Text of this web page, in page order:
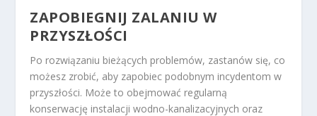
ZAPOBIEGNIJ ZALANIU W
PRZYSZŁOŚCI
Po rozwiązaniu bieżących problemów, zastanów się, co
możesz zrobić, aby zapobiec podobnym incydentom w
przyszłości. Może to obejmować regularną
konserwację instalacji wodno-kanalizacyjnych oraz